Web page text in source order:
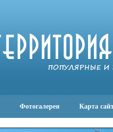
Фотогалерея Карта